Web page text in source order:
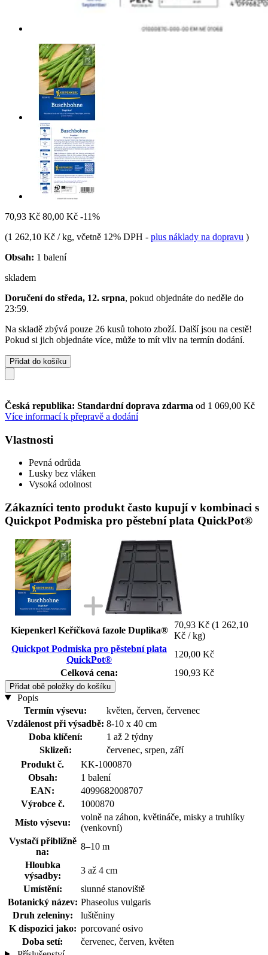
70,93 Kč 80,00 Kč -11%
(1 262,10 Kč / kg, včetně 12% DPH - plus náklady na dopravu )
Obsah: 1 balení
skladem
Doručení do středa, 12. srpna, pokud objednáte do neděle do
23:59.
Na skladě zbývá pouze 26 kusů tohoto zboží. Další jsou na cestě!
Pokud si jich objednáte více, může to mít vliv na termín dodání.
Přidat do košíku
Česká republika: Standardní doprava zdarma od 1 069,00 Kč
Více informací k přepravě a dodání
Vlastnosti
Pevná odrůda
Lusky bez vláken
Vysoká odolnost
Zákazníci tento produkt často kupují v kombinaci s
Quickpot Podmiska pro pěstební plata QuickPot®
Kiepenkerl Keříčková fazole Duplika®
70,93 Kč (1 262,10
Kč / kg)
Quickpot Podmiska pro pěstební plata
QuickPot®
120,00 Kč
Celková cena:
190,93 Kč
Přidat obě položky do košíku
Popis
Termín výsevu:
květen, červen, červenec
Vzdálenost při výsadbě: 8-10 x 40 cm
Doba klíčení:
1 až 2 týdny
Sklizeň:
červenec, srpen, září
Produkt č.
KK-1000870
Obsah:
1 balení
EAN:
4099682008707
Výrobce č.
1000870
Místo výsevu:
volně na záhon, květináče, misky a truhlíky
(venkovní)
Vystačí přibližně
na:
8–10 m
Hloubka
výsadby:
3 až 4 cm
Umístění:
slunné stanoviště
Botanický název: Phaseolus vulgaris
Druh zeleniny:
luštěniny
K dispozici jako: porcované osivo
Doba setí:
červenec, červen, květen